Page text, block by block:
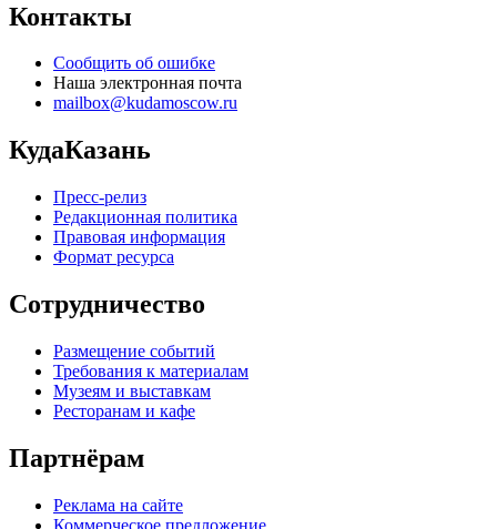
Контакты
Сообщить об ошибке
Наша электронная почта
mailbox@kudamoscow.ru
КудаКазань
Пресс-релиз
Редакционная политика
Правовая информация
Формат ресурса
Сотрудничество
Размещение событий
Требования к материалам
Музеям и выставкам
Ресторанам и кафе
Партнёрам
Реклама на сайте
Коммерческое предложение